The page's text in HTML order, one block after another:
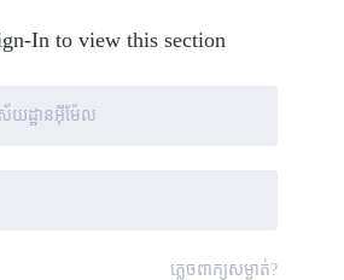
In to view this section
ភ្លេចពាក្យសម្ងាត់?